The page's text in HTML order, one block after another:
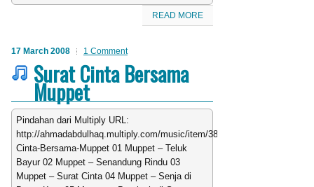
READ MORE
17 March 2008 1 Comment
Surat Cinta Bersama
Muppet
Pindahan dari Multiply URL:
http://ahmadabdulhaq.multiply.com/music/item/383/Surat-
Cinta-Bersama-Muppet 01 Muppet – Teluk
Bayur 02 Muppet – Senandung Rindu 03
Muppet – Surat Cinta 04 Muppet – Senja di